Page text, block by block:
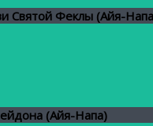
Святой Феклы (Айя-
(Айя-Напа)